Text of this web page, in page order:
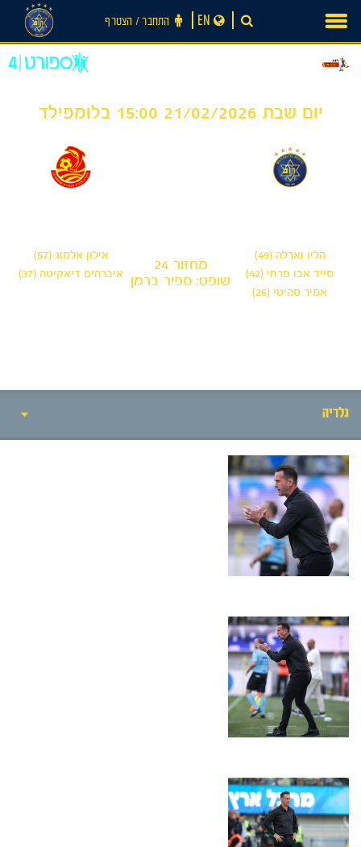
חדשות
content
התחבר ‪/‬ הצטרף EN
יום שבת 21/02/2026 15:00 בלומפילד
הליו וארלה (49)
סייד אבו פרחי (42)
אמיר סהיטי (26)
אילון אלמוג (57)
איברהים דיאקיטה (37)
מחזור 24
שופט: ספיר ברמן
גלריה
אירועי המשחק
סיקור המשחק
הרכבים
גלריה